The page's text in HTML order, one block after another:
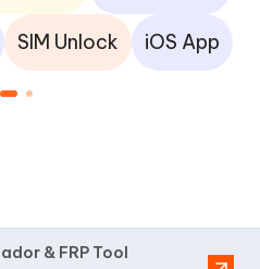
SIM Unlock iOS App
& FRP Tool